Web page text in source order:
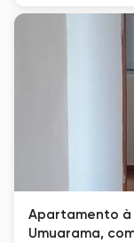
Apartamento à
Umuarama,